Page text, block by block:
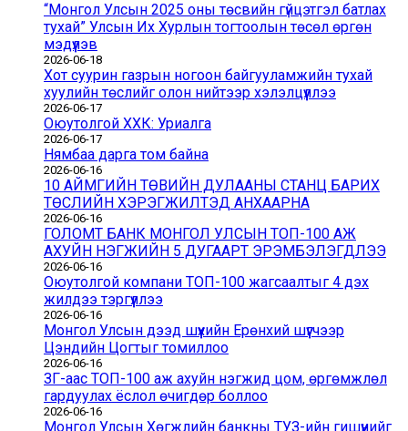
“Монгол Улсын 2025 оны төсвийн гүйцэтгэл батлах
тухай” Улсын Их Хурлын тогтоолын төсөл өргөн
мэдүүлэв
2026-06-18
Хот суурин газрын ногоон байгууламжийн тухай
хуулийн төслийг олон нийтээр хэлэлцүүллээ
2026-06-17
Оюутолгой ХХК: Уриалга
2026-06-17
Нямбаа дарга том байна
2026-06-16
10 АЙМГИЙН ТӨВИЙН ДУЛААНЫ СТАНЦ БАРИХ
ТӨСЛИЙН ХЭРЭГЖИЛТЭД АНХААРНА
2026-06-16
ГОЛОМТ БАНК МОНГОЛ УЛСЫН ТОП-100 АЖ
АХУЙН НЭГЖИЙН 5 ДУГААРТ ЭРЭМБЭЛЭГДЛЭЭ
2026-06-16
Оюутолгой компани ТОП-100 жагсаалтыг 4 дэх
жилдээ тэргүүллээ
2026-06-16
Монгол Улсын дээд шүүхийн Ерөнхий шүүгчээр
Цэндийн Цогтыг томиллоо
2026-06-16
ЗГ-аас ТОП-100 аж ахуйн нэгжид цом, өргөмжлөл
гардуулах ёслол өчигдөр боллоо
2026-06-16
Монгол Улсын Хөгжлийн банкны ТУЗ-ийн гишүүнийг